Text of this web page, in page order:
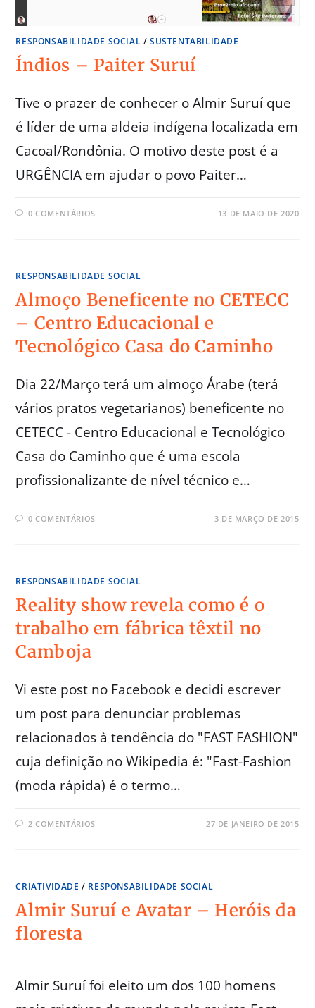
RESPONSABILIDADE SOCIAL /SUSTENTABILIDADE
Índios – Paiter Suruí
Tive o prazer de conhecer o Almir Suruí que
é líder de uma aldeia indígena localizada em
Cacoal/Rondônia. O motivo deste post é a
URGÊNCIA em ajudar o povo Paiter…
0 COMENTÁRIOS 13 DE MAIO DE 2020
RESPONSABILIDADE SOCIAL
Almoço Beneficente no CETECC
– Centro Educacional e
Tecnológico Casa do Caminho
Dia 22/Março terá um almoço Árabe (terá
vários pratos vegetarianos) beneficente no
CETECC - Centro Educacional e Tecnológico
Casa do Caminho que é uma escola
profissionalizante de nível técnico e…
0 COMENTÁRIOS 3 DE MARÇO DE 2015
RESPONSABILIDADE SOCIAL
Reality show revela como é o
trabalho em fábrica têxtil no
Camboja
Vi este post no Facebook e decidi escrever
um post para denunciar problemas
relacionados à tendência do "FAST FASHION"
cuja definição no Wikipedia é: "Fast-Fashion
(moda rápida) é o termo…
2 COMENTÁRIOS 27 DE JANEIRO DE 2015
CRIATIVIDADE / RESPONSABILIDADE SOCIAL
Almir Suruí e Avatar – Heróis da
floresta
Almir Suruí foi eleito um dos 100 homens